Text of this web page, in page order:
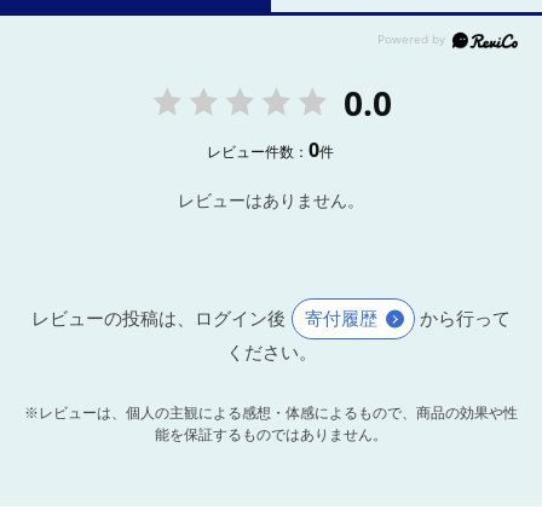
0.0
レビュー件数：0件
レビューはありません。
レビューの投稿は、ログイン後 寄付履歴
から行って
ください。
※レビューは、個人の主観による感想・体感によるもので、商品の効果や性
能を保証するものではありません。